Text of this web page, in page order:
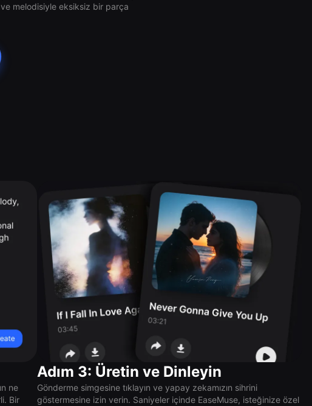
melodisiyle eksiksiz bir parça
ne
Bir
Adım 3: Üretin ve Dinleyin
Gönderme simgesine tıklayın ve yapay zekamızın sihrini
göstermesine izin verin. Saniyeler içinde EaseMuse, isteğinize özel